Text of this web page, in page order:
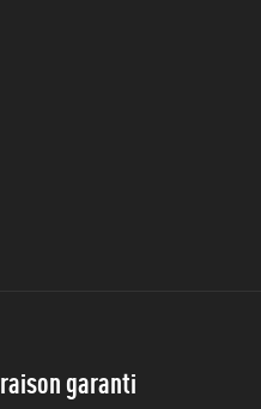
garanti